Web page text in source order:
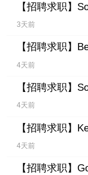
【招聘求职】
3天前
【招聘求职】
4天前
【招聘求职】
4天前
【招聘求职】
4天前
【招聘求职】